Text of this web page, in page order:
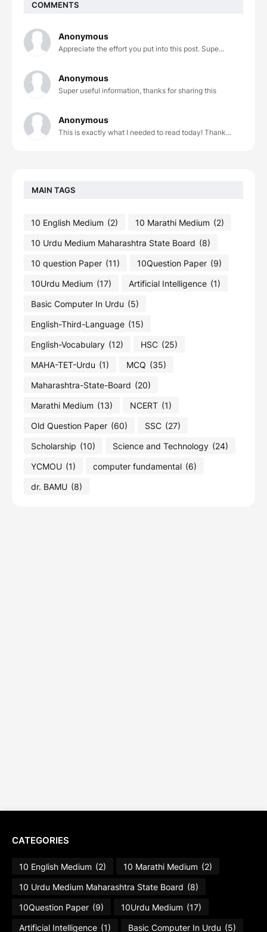
COMMENTS
Anonymous
Appreciate the effort you put into this post. Supe...
Anonymous
Super useful information, thanks for sharing this
Anonymous
This is exactly what I needed to read today! Thank...
MAIN TAGS
10 English Medium (2) 10 Marathi Medium (2)
10 Urdu Medium Maharashtra State Board (8)
10 question Paper (11) 10Question Paper (9)
10Urdu Medium (17) Artificial Intelligence (1)
Basic Computer In Urdu (5)
English-Third-Language (15)
English-Vocabulary (12) HSC (25)
MAHA-TET-Urdu (1) MCQ (35)
Maharashtra-State-Board (20)
Marathi Medium (13) NCERT (1)
Old Question Paper (60) SSC (27)
Scholarship (10) Science and Technology (24)
YCMOU (1) computer fundamental (6)
dr. BAMU (8)
CATEGORIES
10 English Medium (2) 10 Marathi Medium (2)
10 Urdu Medium Maharashtra State Board (8)
10Question Paper (9) 10Urdu Medium (17)
Artificial Intelligence (1) Basic Computer In Urdu (5)